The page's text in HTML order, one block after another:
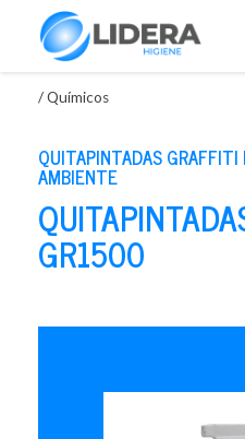
/Químicos
QUITAPINTADAS
AMBIENTE
GR1500